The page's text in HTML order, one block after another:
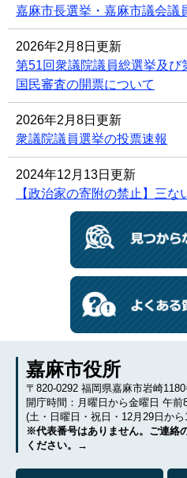
嘉麻市長選挙・嘉麻市議会議
2026年2月8日更新
第51回衆議院議員総選挙及び
国民審査の開票について
2026年2月8日更新
衆議院議員選挙の投票速報
2024年12月13日更新
【政治家の寄附の禁止】三な
嘉麻市役所
〒820-0292 福岡県嘉麻市岩崎
開庁時間：月曜日から金曜日 午前
(土・日曜日・祝日・12月29日か
※代表番号はありません。ご連絡
ください。→